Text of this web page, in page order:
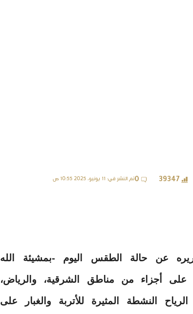
تم النشر في: 11 يونيو، 2025 10:55 ص 39347
0
عن حالة الطقس اليوم -بمشيئة الله
أجزاء من مناطق الشرقية، والرياض،
النشطة المثيرة للأتربة والغبار على